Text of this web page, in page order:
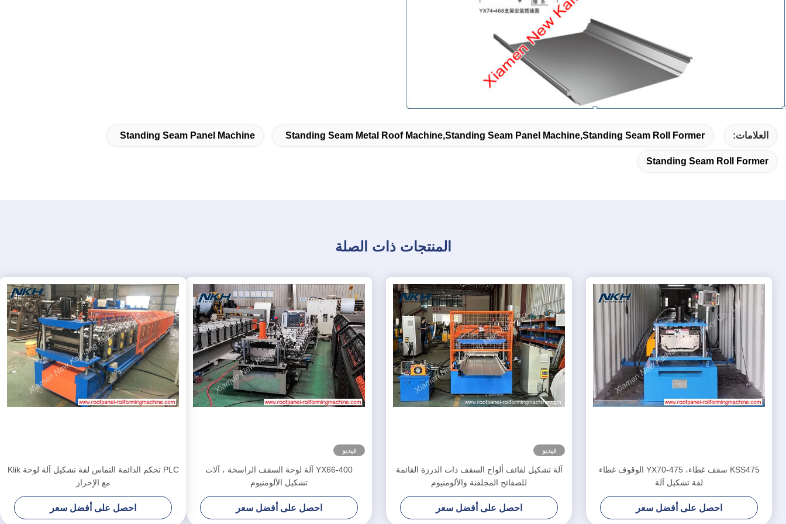
العلامات: Standing Seam Metal Roof Machine,standing Seam Panel Machine,standing Seam Roll Former
Standing Seam Panel Machine
Standing Seam Roll Former
المنتجات ذات الصلة
KSS475 سقف غطاء، YX70-475 الوقوف غطاء
لفة تشكيل آلة
احصل على أفضل سعر
فيديو
آلة تشكيل لفائف ألواح السقف ذات الدرزة القائمة
للصفائح المجلفنة والألومنيوم
احصل على أفضل سعر
فيديو
YX66-400 آلة لوحة السقف الراسخة ، آلات
تشكيل الألومنيوم
احصل على أفضل سعر
PLC تحكم الدائمة التماس لفة تشكيل آلة لوحة Klik
مع الإحراز
احصل على أفضل سعر